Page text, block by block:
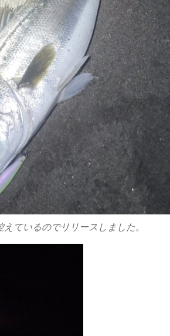
ているのでリリースしました。